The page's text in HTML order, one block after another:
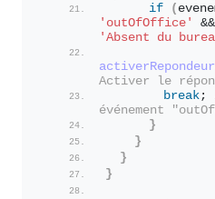
if
(
'outOfOffice'
'Absent du
Activer le
break;
événement
}
}
}
}